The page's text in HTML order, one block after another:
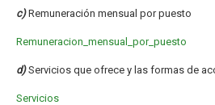
c)Remuneración mensual por puesto
Remuneracion_mensual_por_puesto
d)Servicios que ofrece y las formas de
Servicios